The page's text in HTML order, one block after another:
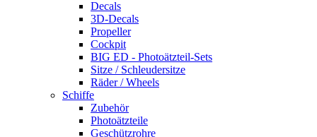
Decals
3D-Decals
Propeller
Cockpit
BIG ED - Photoätzteil-Sets
Sitze / Schleudersitze
Räder / Wheels
Schiffe
Zubehör
Photoätzteile
Geschützrohre